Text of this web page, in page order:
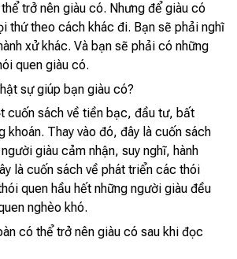
trở nên giàu có. Nhưng để giàu có
thứ theo cách khác đi. Bạn sẽ phải nghĩ
xử khác. Và bạn sẽ phải có những
quen giàu có.
sự giúp bạn giàu có?
cuốn sách về tiền bạc, đầu tư, bất
khoán. Thay vào đó, đây là cuốn sách
giàu cảm nhận, suy nghĩ, hành
là cuốn sách về phát triển các thói
quen hầu hết những người giàu đều
nghèo khó.
có thể trở nên giàu có sau khi đọc